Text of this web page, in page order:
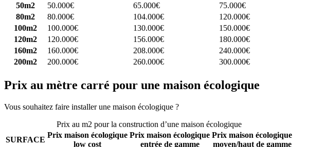
50m2
50.000€ 65.000€
75.000€
80m2
80.000€ 104.000€
120.000€
100m2
100.000€ 130.000€
150.000€
120m2
120.000€ 156.000€
180.000€
160m2
160.000€ 208.000€
240.000€
200m2
200.000€ 260.000€ 300.000€
Prix au mètre carré pour une maison écologique
Vous souhaitez faire installer une maison écologique ?
Prix au m2 pour la construction d’une maison écologique
SURFACE
Prix maison écologique
low cost
Prix maison écologique
entrée de gamme
Prix maison écologique
moyen/haut de gamme